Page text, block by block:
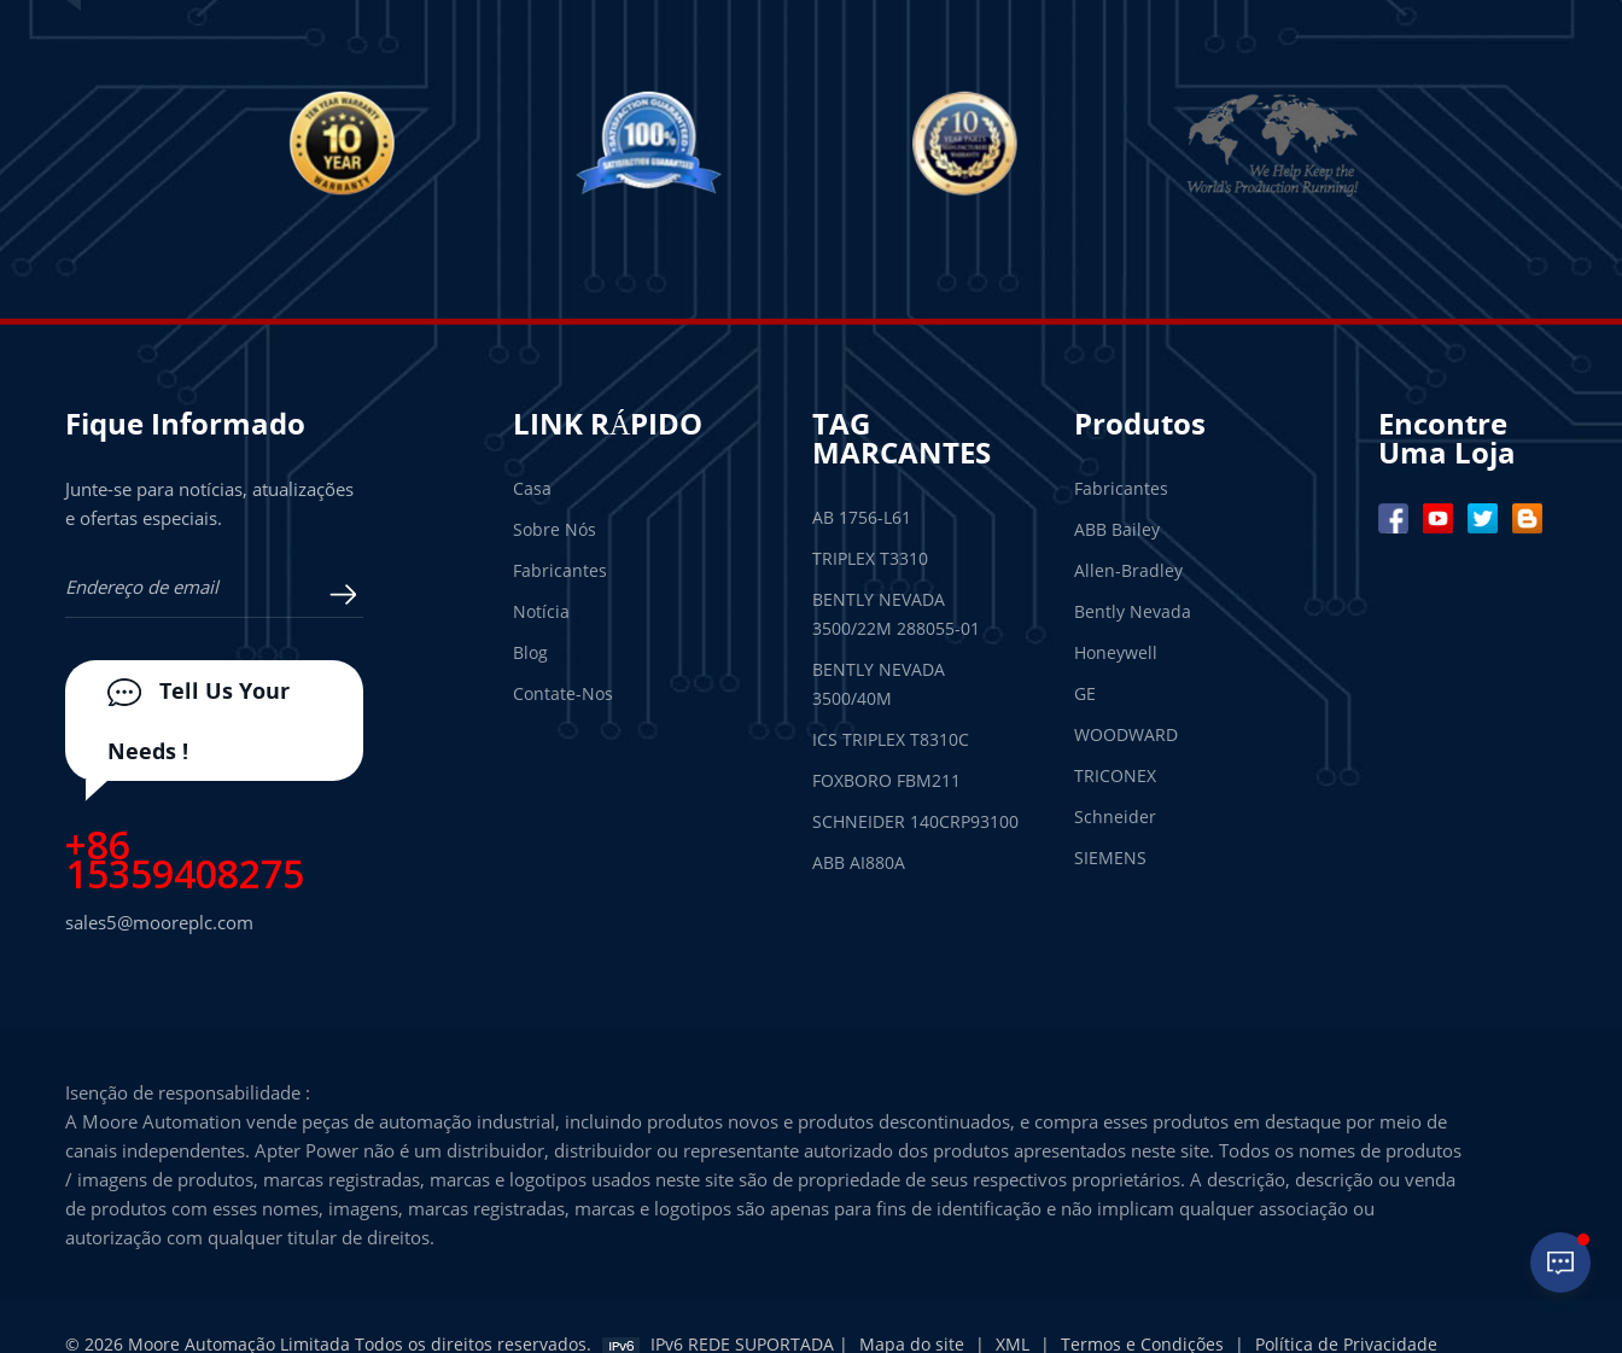
Fique Informado
Junte-se para notícias, atualizações
e ofertas especiais.
Tell Us Your
Needs !
+86
15359408275
sales5@mooreplc.com
LINK RÁPIDO
Casa
Sobre Nós
Fabricantes
Notícia
Blog
Contate-Nos
TAG
MARCANTES
AB 1756-L61
TRIPLEX T3310
BENTLY NEVADA
3500/22M 288055-01
BENTLY NEVADA
3500/40M
ICS TRIPLEX T8310C
FOXBORO FBM211
SCHNEIDER 140CRP93100
ABB AI880A
Produtos
Fabricantes
ABB Bailey
Allen-Bradley
Bently Nevada
Honeywell
GE
WOODWARD
TRICONEX
Schneider
SIEMENS
Encontre
Uma Loja
Isenção de responsabilidade :
A Moore Automation vende peças de automação industrial, incluindo produtos novos e produtos descontinuados, e compra esses produtos em destaque por meio de
canais independentes. Apter Power não é um distribuidor, distribuidor ou representante autorizado dos produtos apresentados neste site. Todos os nomes de produtos
/ imagens de produtos, marcas registradas, marcas e logotipos usados neste site são de propriedade de seus respectivos proprietários. A descrição, descrição ou venda
de produtos com esses nomes, imagens, marcas registradas, marcas e logotipos são apenas para fins de identificação e não implicam qualquer associação ou
autorização com qualquer titular de direitos.
© 2026 Moore Automação Limitada Todos os direitos reservados. IPv6 REDE SUPORTADA | Mapa do site | XML | Termos e Condições | Política de Privacidade